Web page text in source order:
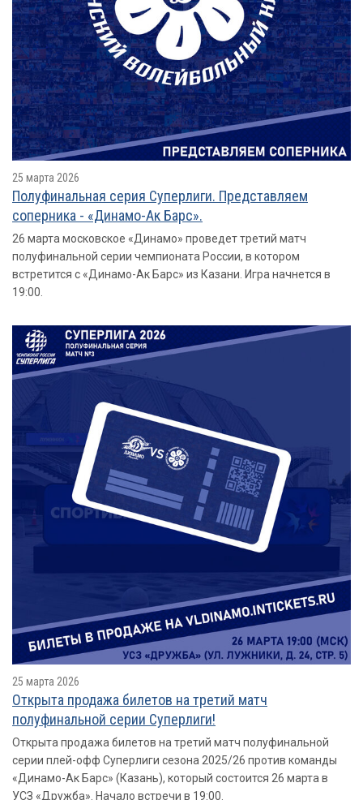
25 марта 2026
Полуфинальная серия Суперлиги. Представляем
соперника - «Динамо-Ак Барс».
26 марта московское «Динамо» проведет третий матч
полуфинальной серии чемпионата России, в котором
встретится с «Динамо-Ак Барс» из Казани. Игра начнется в
19:00.
25 марта 2026
Открыта продажа билетов на третий матч
полуфинальной серии Суперлиги!
Открыта продажа билетов на третий матч полуфинальной
серии плей-офф Суперлиги сезона 2025/26 против команды
«Динамо-Ак Барс» (Казань), который состоится 26 марта в
УСЗ «Дружба». Начало встречи в 19:00.